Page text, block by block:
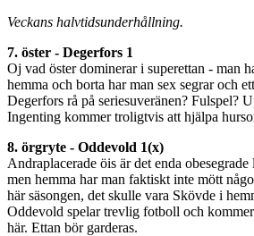
Veckans halvtidsunderhållning.
7. öster - Degerfors 1
Oj vad öster dominerar i superettan - man
hemma och borta har man sex segrar och
Degerfors rå på seriesuveränen? Fulspel?
Ingenting kommer troligtvis att hjälpa
8. örgryte - Oddevold 1(x)
Andraplacerade öis är det enda
men hemma har man faktiskt inte mött
här säsongen, det skulle vara Skövde i
Oddevold spelar trevlig fotboll och
här. Ettan bör garderas.